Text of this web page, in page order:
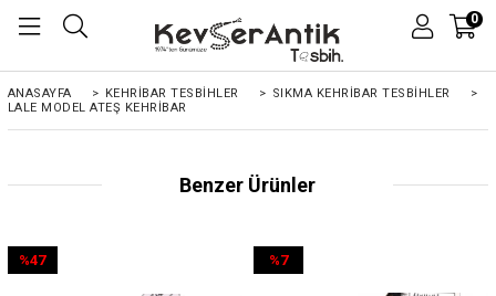
0
ANASAYFA > KEHRIBAR TESBIHLER > SIKMA KEHRİBAR TESBİHLER
>
LALE MODEL ATEŞ KEHRIBAR
Benzer Ürünler
%47
%7